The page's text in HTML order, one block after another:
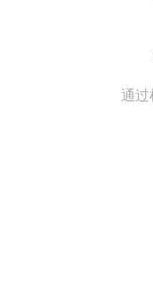
通过